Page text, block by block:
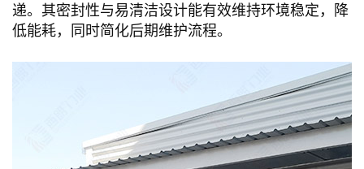
递。其密封性与易清洁设计能有效维持环境稳定，降
低能耗，同时简化后期维护流程。